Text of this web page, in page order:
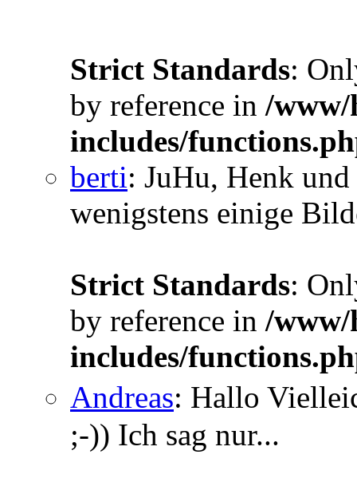
Strict Standards:
by reference in /www/
includes/
berti: JuHu, Henk
wenigstens einige
Strict Standards:
by reference in /www/
includes/
Andreas: Hallo
;-)) Ich sag nur...